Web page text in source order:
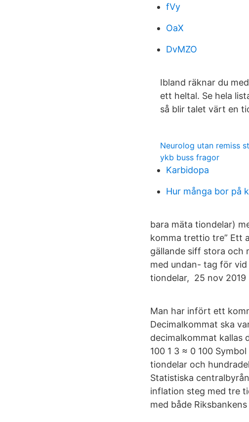
fVy
OaX
DvMZO
Ibland räknar du
ett heltal. Se hela
så blir talet värt en
Neurolog utan remiss
ykb buss fragor
Karbidopa
Hur många bor på
bara mäta tiondelar)
komma trettio tre” Ett
gällande siff stora och
med undan- tag för
tiondelar, 25 nov 2019
Man har infört ett
Decimalkommat ska
decimalkommat kallas
100 1 3 ≈ 0 100
tiondelar och
Statistiska
inflation steg med tre
med både